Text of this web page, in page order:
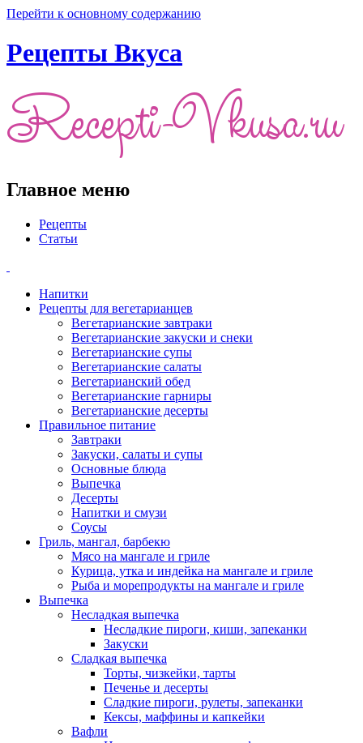
Перейти к основному содержанию
Рецепты Вкуса
Главное меню
Рецепты
Статьи
Напитки
Рецепты для вегетарианцев
Вегетарианские завтраки
Вегетарианские закуски и снеки
Вегетарианские супы
Вегетарианские салаты
Вегетарианский обед
Вегетарианские гарниры
Вегетарианские десерты
Правильное питание
Завтраки
Закуски, салаты и супы
Основные блюда
Выпечка
Десерты
Напитки и смузи
Соусы
Гриль, мангал, барбекю
Мясо на мангале и гриле
Курица, утка и индейка на мангале и гриле
Рыба и морепродукты на мангале и гриле
Выпечка
Несладкая выпечка
Несладкие пироги, киши, запеканки
Закуски
Сладкая выпечка
Торты, чизкейки, тарты
Печенье и десерты
Сладкие пироги, рулеты, запеканки
Кексы, маффины и капкейки
Вафли